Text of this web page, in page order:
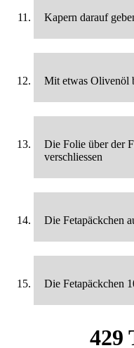
Kapern darauf
Mit etwas Olivenöl
Die Folie über der
verschliessen
Die Fetapäckchen
Die Fetapäckchen